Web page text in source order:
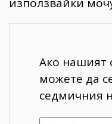
използвайки
Ако нашият
можете да
седмичния